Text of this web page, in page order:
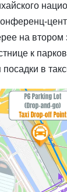
на втором
к
в